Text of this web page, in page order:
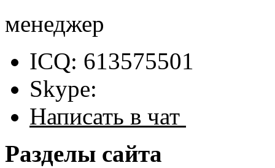
менеджер
ICQ: 613575501
Skype:
Написать в чат
Разделы сайта